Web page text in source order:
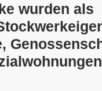
wurden als